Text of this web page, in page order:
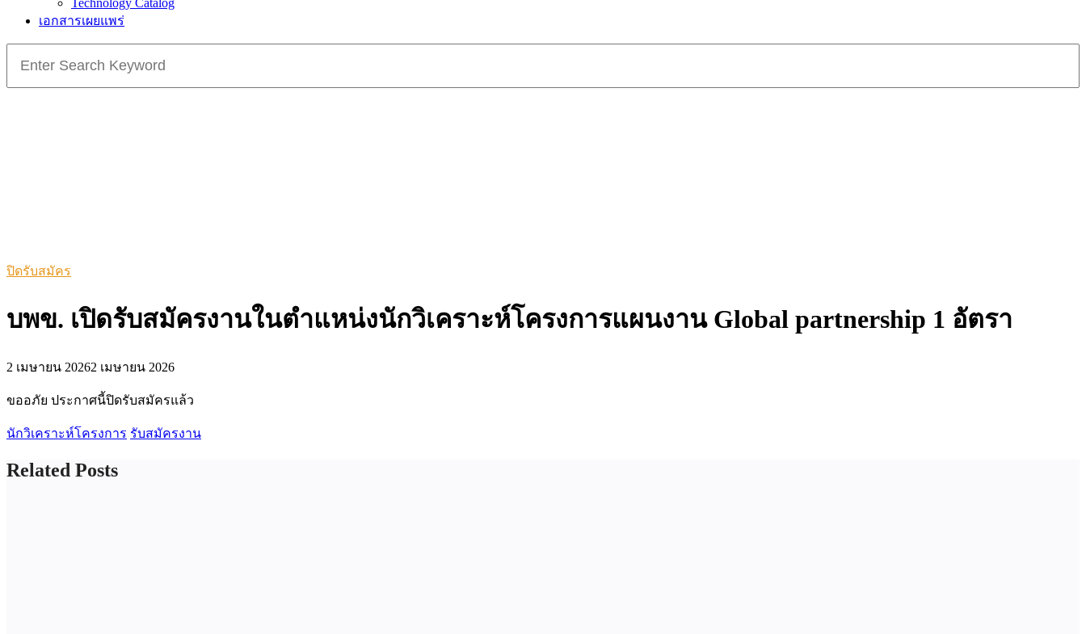
Technology Catalog
เอกสารเผยแพร่
for:
ปิดรับสมัคร
บพข. เปิดรับสมัครงานในตำแหน่งนักวิเคราะห์โครงการแผนงาน Global partnership 1 อัตรา
2 เมษายน 20262 เมษายน 2026
ขออภัย ประกาศนี้ปิดรับสมัครแล้ว
นักวิเคราะห์โครงการ รับสมัครงาน
Related Posts